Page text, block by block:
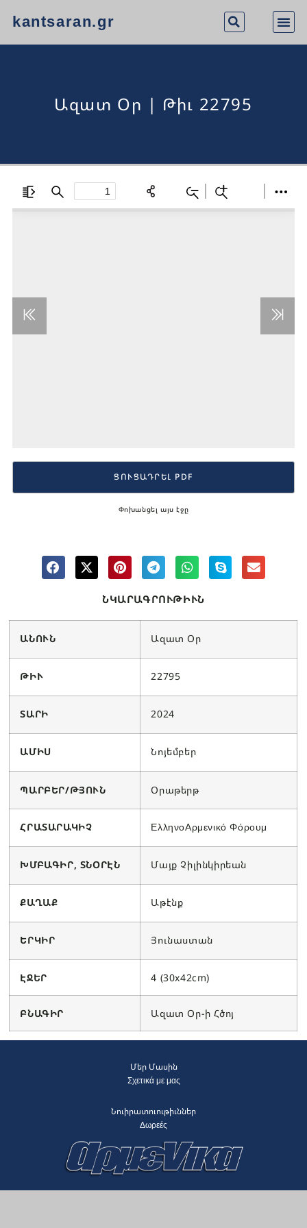
kantsaran.gr
Ազատ Օր | Թիւ 22795
ՆԿԱՐԱԳՐՈՒԹԻՒՆ
ԱՆՈՒՆ Ազատ Օր
ԹԻՒ 22795
ՏԱՐԻ 2024
ԱՄԻՍ Նոյեմբեր
ՊԱՐԲԵՐ/ԹՅՈՒՆ Օրաթերթ
ՀՐԱՏԱՐԱԿԻՉ ΕλληνοΑρμενικό Φόρουμ
ԽՄԲԱԳԻՐ, ՏՆՕՐԷՆ Մայք Չիլինկիրեան
ՔԱՂԱՔ Աթէնք
ԵՐԿԻՐ Յունաստան
ԷՋԵՐ 4 (30x42cm)
ԲՆԱԳԻՐ Ազատ Օր-ի Հծոյ
Փոխանցել այս էջը
ՑՈՒՑԱԴՐԵԼ PDF
Մեր Մասին
Σχετικά με μας
Նուիրատուութիւններ
Δωρεές